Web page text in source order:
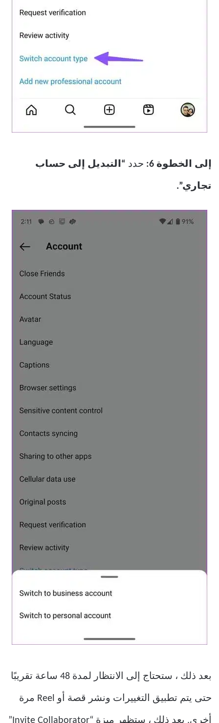
إلى الخطوة 6: حدد “التبديل إلى حساب
تجاري”.
بعد ذلك ، ستحتاج إلى الانتظار لمدة 48 ساعة تقريبًا
حتى يتم تطبيق التغييرات ونشر قصة أو Reel مرة
أخرى. بعد ذلك ، ستظهر ميزة “Invite Collaborator”